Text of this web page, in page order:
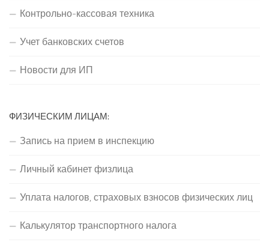
Контрольно-кассовая техника
Учет банковских счетов
Новости для ИП
ФИЗИЧЕСКИМ ЛИЦАМ:
Запись на прием в инспекцию
Личный кабинет физлица
Уплата налогов, страховых взносов физических лиц
Калькулятор транспортного налога